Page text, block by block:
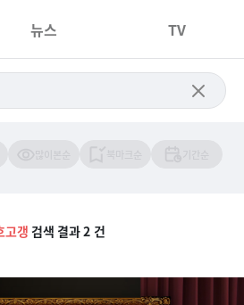
뉴스 TV
고갱 검색 결과 2 건